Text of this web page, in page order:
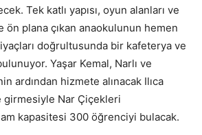
Tek katlı yapısı, oyun alanları ve
ön plana çıkan anaokulunun hemen
doğrultusunda bir kafeterya ve
Yaşar Kemal, Narlı ve
ardından hizmete alınacak Ilıca
girmesiyle Nar Çiçekleri
kapasitesi 300 öğrenciyi bulacak.